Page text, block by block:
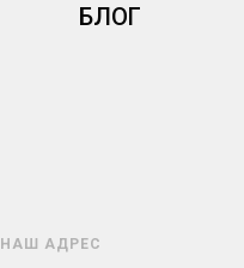
БЛОГ
НАШ АДРЕС